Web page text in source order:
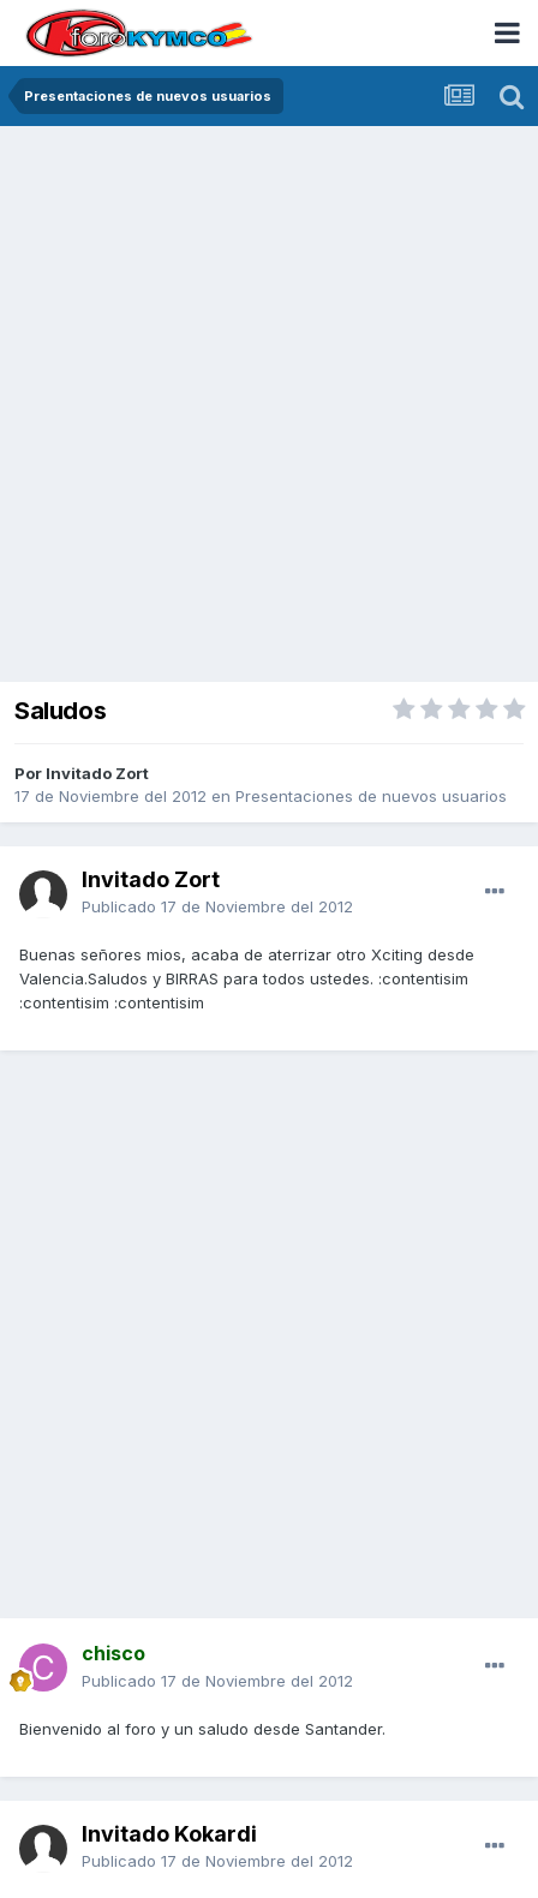
Presentaciones de nuevos usuarios
Saludos
Por Invitado Zort
17 de Noviembre del 2012 en Presentaciones de nuevos usuarios
Invitado Zort
Publicado 17 de Noviembre del 2012
Buenas señores mios, acaba de aterrizar otro Xciting desde
Valencia.Saludos y BIRRAS para todos ustedes. :contentisim
:contentisim :contentisim
chisco
Publicado 17 de Noviembre del 2012
Bienvenido al foro y un saludo desde Santander.
Invitado Kokardi
Publicado 17 de Noviembre del 2012